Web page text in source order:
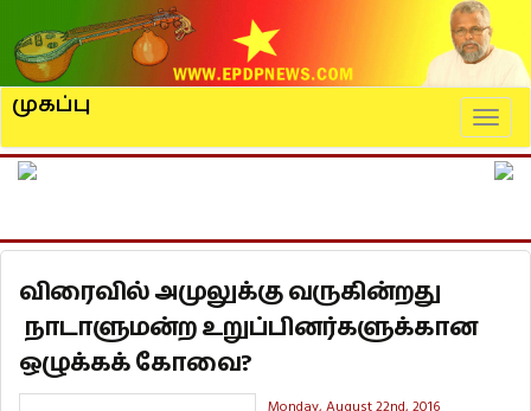
முகப்பு
விரைவில் அமுலுக்கு வருகின்றது
நாடாளுமன்ற உறுப்பினர்களுக்கான
ஒழுக்கக் கோவை?